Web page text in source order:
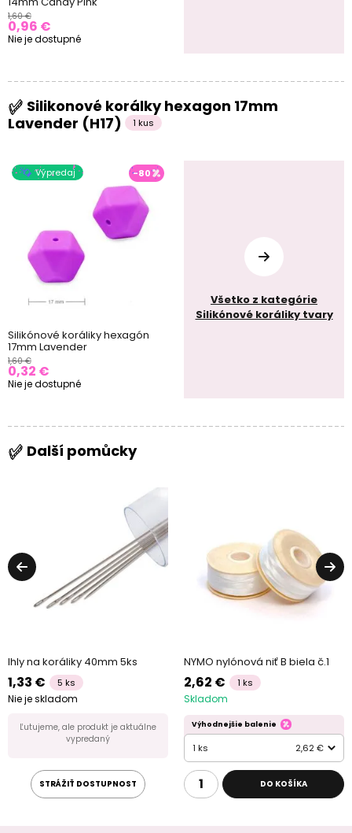
1,60 €
0,96 €
Nie je dostupné
Silikonové korálky hexagon 17mm
Lavender (H17)
1 kus
Výpredaj -80
Silikónové koráliky hexagón
17mm Lavender
1,60 €
0,32 €
Nie je dostupné
Všetko z kategórie
Silikónové koráliky tvary
Další pomůcky
Ihly na koráliky 40mm 5ks
1,33 € 5 ks
Nie je skladom
Ľutujeme, ale produkt je aktuálne
vypredaný
STRÁŽIŤ DOSTUPNOST
NYMO nylónová niť B biela č.1
2,62 € 1 ks
Skladom
Výhodnejšie balenie
1 ks 2,62 €
DO KOŠÍKA